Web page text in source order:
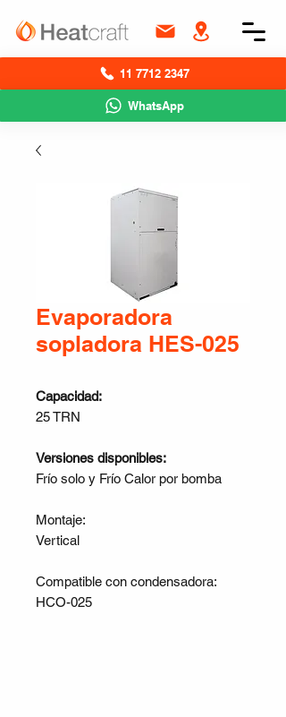
11 7712 2347
WhatsApp
Evaporadora
sopladora HES-025
Capacidad:
25 TRN
Versiones disponibles:
Frío solo y Frío Calor por bomba
Montaje:
Vertical
Compatible con condensadora:
HCO-025